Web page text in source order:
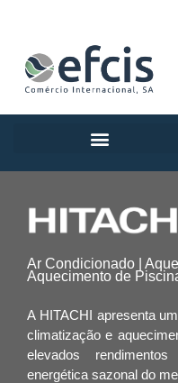
Ar Condicionado |
Aquecimento de
A HITACHI apresenta
climatização e
elevados
energética sazonal do